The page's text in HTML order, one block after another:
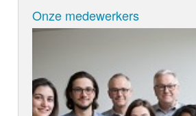
Onze medewerkers